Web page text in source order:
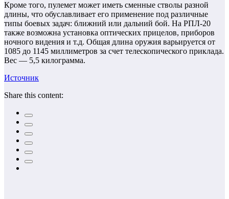
Кроме того, пулемет может иметь сменные стволы разной
длины, что обуславливает его применение под различные
типы боевых задач: ближний или дальний бой. На РПЛ-20
также возможна установка оптических прицелов, приборов
ночного видения и т.д. Общая длина оружия варьируется от
1085 до 1145 миллиметров за счет телескопического приклада.
Вес — 5,5 килограмма.
Источник
Share this content: